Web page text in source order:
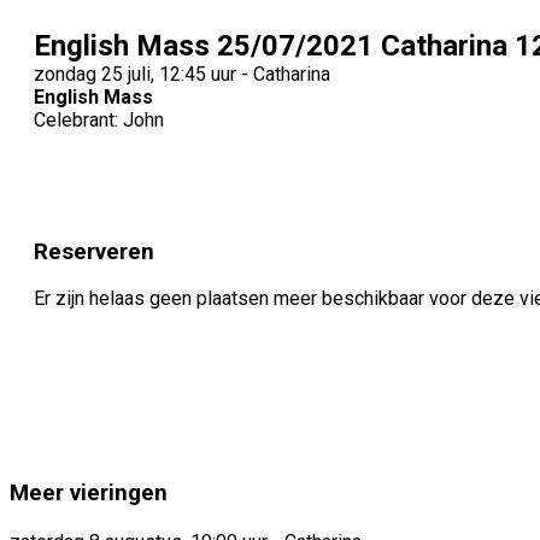
English Mass 25/07/2021 Catharina
zondag 25 juli, 12:45 uur - Catharina
English Mass
Celebrant: John
Reserveren
Er zijn helaas geen plaatsen meer beschikbaar voor deze
Meer vieringen